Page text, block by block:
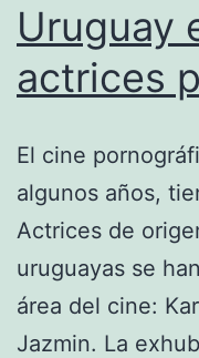
Uruguay
actrices
El cine
algunos años,
Actrices de
uruguayas se
área del cine:
Jazmin. La